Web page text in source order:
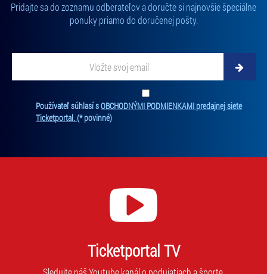
Pridajte sa do zoznamu odberateľov a doručte si najnovšie špeciálne
ponuky priamo do doručenej pošty.
Zadajte svoju e-mailovú adresu, na ktorú vám budeme zasielať
Používateľ súhlasí sOBCHODNÝMI PODMIENKAMI predajnej siete
Ticketportal.(* povinné)
Ticketportal TV